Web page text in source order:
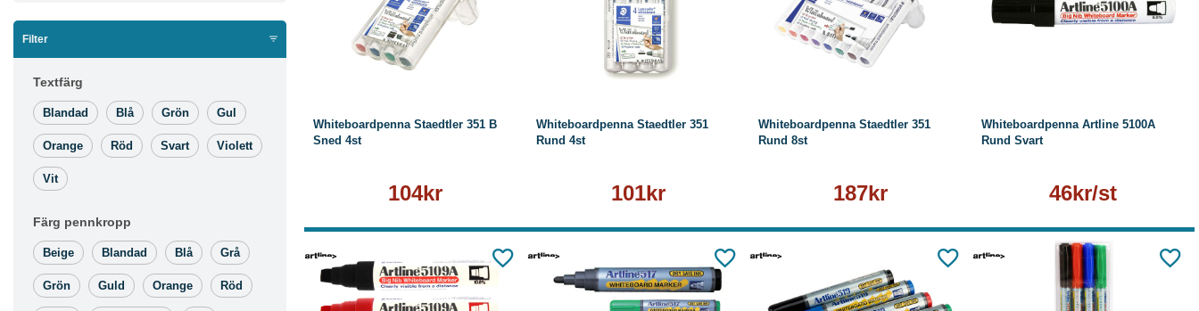
Filter
Textfärg
Blandad Blå Grön Gul
Orange Röd Svart Violett
Vit
Färg pennkropp
Beige Blandad Blå Grå
Grön Guld Orange Röd
Whiteboardpenna Staedtler 351 B
Sned 4st
104kr
Köp
Whiteboardpenna Staedtler 351
Rund 4st
101kr
Whiteboardpenna Staedtler 351
Rund 8st
187kr
Whiteboardpenna Artline 5100A
Rund Svart
46kr/st